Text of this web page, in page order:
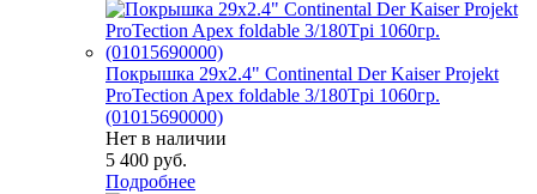
Покрышка 29x2.4" Continental Der Kaiser Projekt
ProTection Apex foldable 3/180Tpi 1060гр.
(01015690000)
Нет в наличии
5 400 руб.
Подробнее